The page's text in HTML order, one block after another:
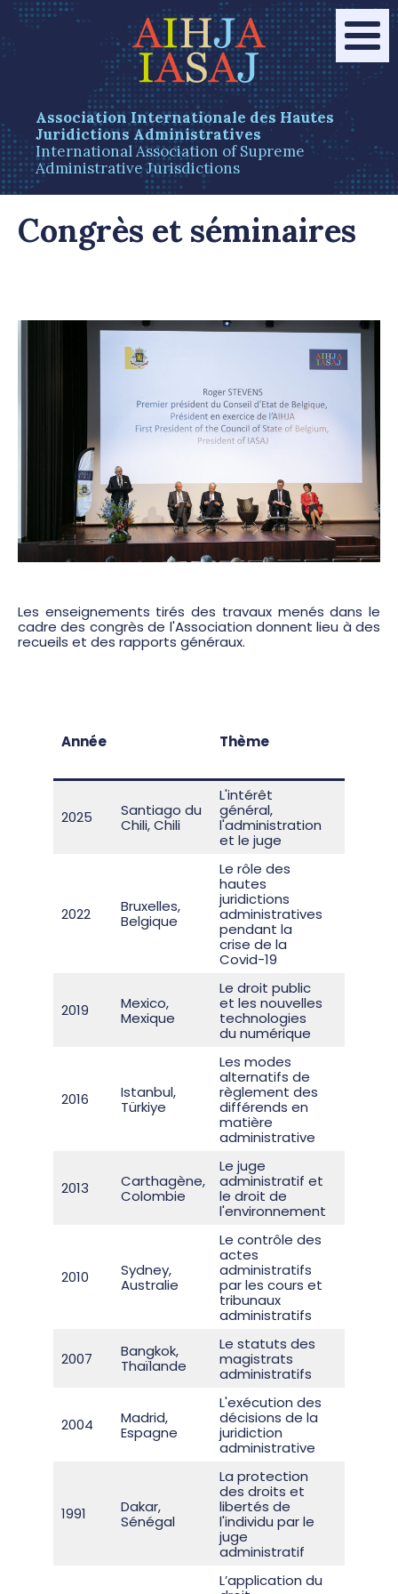
Association Internationale des Hautes
Juridictions Administratives
International Association of Supreme
Administrative Jurisdictions
Congrès et séminaires
Les enseignements tirés des travaux menés dans le
cadre des congrès de l'Association donnent lieu à des
recueils et des rapports généraux.
Année Thème
2025
Santiago du
Chili, Chili
L'intérêt
général,
l'administration
et le juge
2022
Bruxelles,
Belgique
Le rôle des
hautes
juridictions
administratives
pendant la
crise de la
Covid-19
2019
Mexico,
Mexique
Le droit public
et les nouvelles
technologies
du numérique
2016
Istanbul,
Türkiye
Les modes
alternatifs de
règlement des
différends en
matière
administrative
2013
Carthagène,
Colombie
Le juge
administratif et
le droit de
l'environnement
2010
Sydney,
Australie
Le contrôle des
actes
administratifs
par les cours et
tribunaux
administratifs
2007
Bangkok,
Thaïlande
Le statuts des
magistrats
administratifs
2004
Madrid,
Espagne
L'exécution des
décisions de la
juridiction
administrative
1991
Dakar,
Sénégal
La protection
des droits et
libertés de
l'individu par le
juge
administratif
L’application du